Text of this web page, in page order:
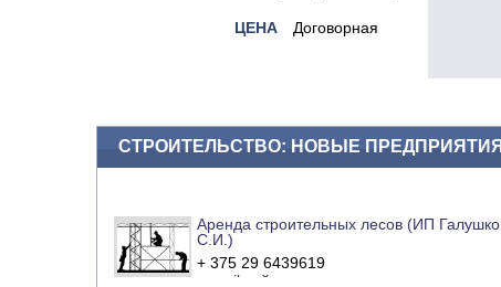
ЦЕНА Договорная
СТРОИТЕЛЬСТВО: НОВЫЕ ПРЕДПРИЯТИЯ
Аренда строительных лесов (ИП Галушко
С.И.)
+ 375 29 6439619
e-mail
сайт компании